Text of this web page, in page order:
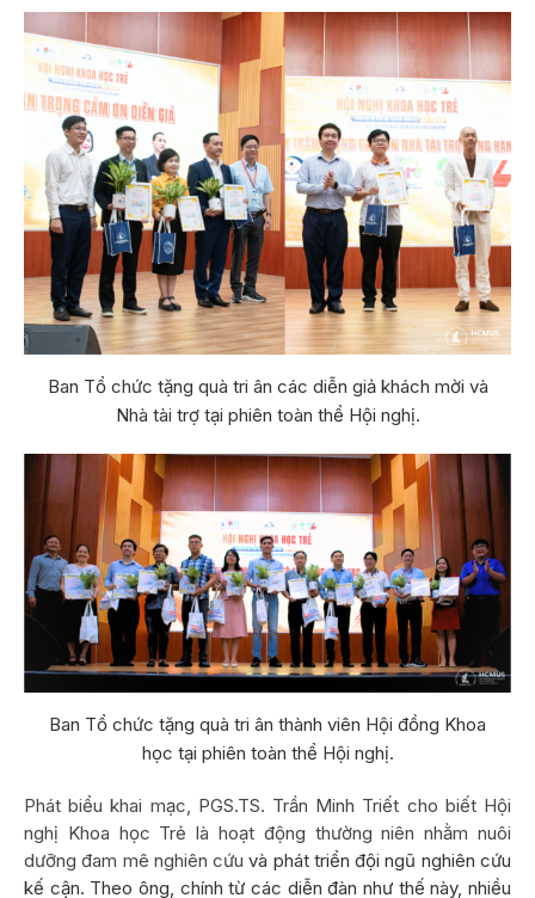
Ban Tổ chức tặng quà tri ân các diễn giả khách mời và
Nhà tài trợ tại phiên toàn thể Hội nghị.
Ban Tổ chức tặng quà tri ân thành viên Hội đồng Khoa
học tại phiên toàn thể Hội nghị.
Phát biểu khai mạc, PGS.TS. Trần Minh Triết cho biết Hội
nghị Khoa học Trẻ là hoạt động thường niên nhằm nuôi
dưỡng đam mê nghiên cứu và phát triển đội ngũ nghiên cứu
kế cận. Theo ông, chính từ các diễn đàn như thế này, nhiều